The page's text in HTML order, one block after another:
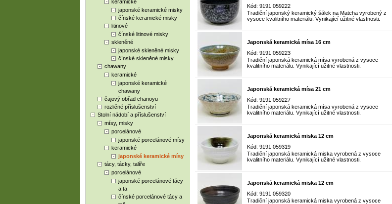
keramické
japonské keramické misky
čínské keramické misky
litinové
čínské litinové misky
skleněné
japonské skleněné misky
čínské skleněné misky
chawany
keramické
japonské keramické
chawany
čajový obřad chanoyu
rozličné příslušenství
Stolní nádobí a příslušenství
mísy, misky
porcelánové
japonské porcelánové mísy
keramické
japonské keramické mísy
tácy, tácky, talíře
porcelánové
japonské porcelánové tácy
a ta
čínské porcelánové tácy a
Kód: 9191 059222
Tradiční japonský keramický šálek na Matcha vyrobený z
vysoce kvalitního materiálu. Vynikající užitné vlastnosti.
Japonská keramická mísa 16 cm
Kód: 9191 059223
Tradiční japonská keramická mísa vyrobená z vysoce
kvalitního materiálu. Vynikající užitné vlastnosti.
Japonská keramická mísa 21 cm
Kód: 9191 059227
Tradiční japonská keramická mísa vyrobená z vysoce
kvalitního materiálu. Vynikající užitné vlastnosti.
Japonská keramická miska 12 cm
Kód: 9191 059319
Tradiční japonská keramická miska vyrobená z vysoce
kvalitního materiálu. Vynikající užitné vlastnosti.
Japonská keramická miska 12 cm
Kód: 9191 059320
Tradiční japonská keramická miska vyrobená z vysoce